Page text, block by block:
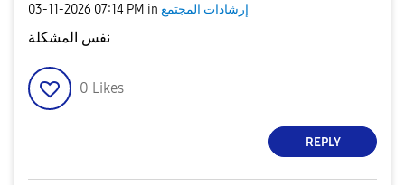
‎03-11-2026 07:14 PM in إرشادات المجتمع
نفس المشكلة
0 Likes
REPLY